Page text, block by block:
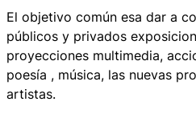
El objetivo común esa dar a
públicos y privados
proyecciones multimedia,
poesía , música, las nuevas
artistas.